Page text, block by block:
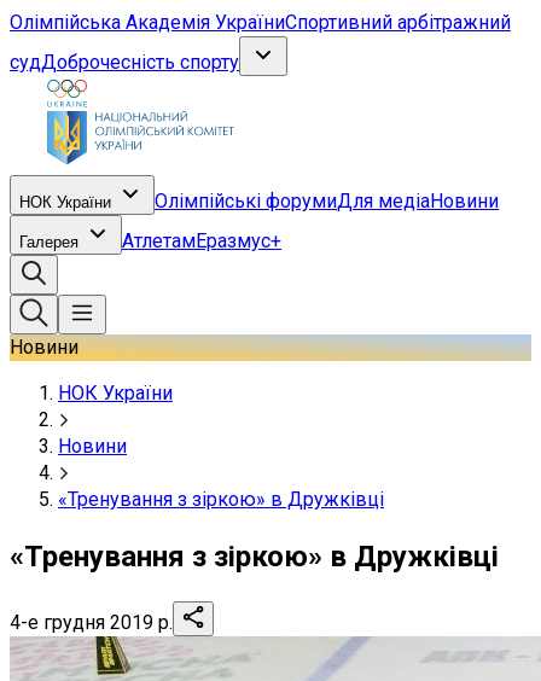
Олімпійська Академія УкраїниСпортивний арбітражний
судДоброчесність спорту
НОК України Олімпійські форумиДля медіаНовини
Галерея АтлетамЕразмус+
Новини
НОК України
Новини
«Тренування з зіркою» в Дружківці
«Тренування з зіркою» в Дружківці
4-е грудня 2019 р.